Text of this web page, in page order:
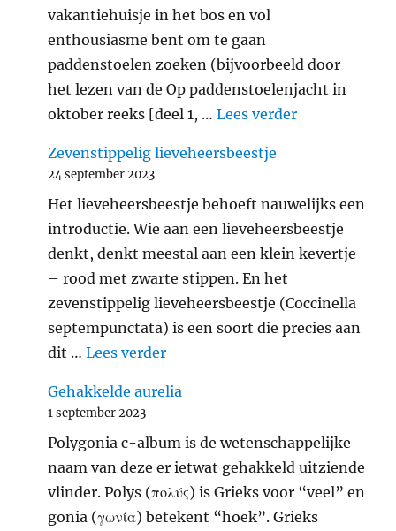
vakantiehuisje in het bos en vol
enthousiasme bent om te gaan
paddenstoelen zoeken (bijvoorbeeld door
het lezen van de Op paddenstoelenjacht in
oktober reeks [deel 1, …Lees verder
Zevenstippelig lieveheersbeestje
24 september 2023
Het lieveheersbeestje behoeft nauwelijks een
introductie. Wie aan een lieveheersbeestje
denkt, denkt meestal aan een klein kevertje
– rood met zwarte stippen. En het
zevenstippelig lieveheersbeestje (Coccinella
septempunctata) is een soort die precies aan
dit …Lees verder"Zevenstippelig
Gehakkelde aurelia
1 september 2023
Polygonia c-album is de wetenschappelijke
naam van deze er ietwat gehakkeld uitziende
vlinder. Polys (πολύς) is Grieks voor “veel” en
gōnia (γωνία) betekent “hoek”. Grieks